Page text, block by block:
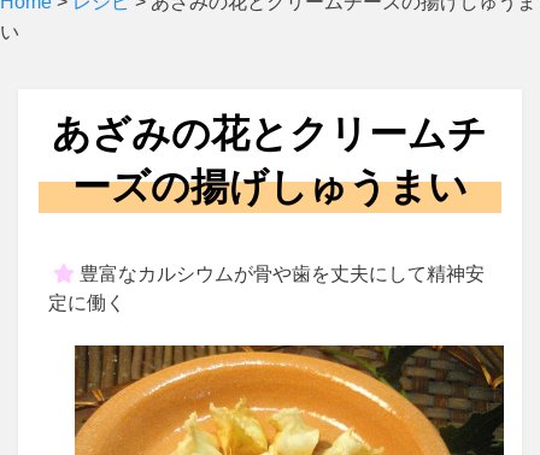
い
あざみの花とクリームチ
ーズの揚げしゅうまい
豊富なカルシウムが骨や歯を丈夫にして精神安
定に働く